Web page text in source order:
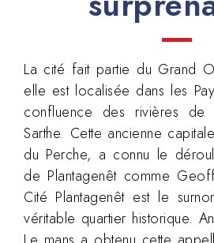
La cité fait partie du Grand
elle est localisée dans les
confluence des rivières de
Sarthe. Cette ancienne
du Perche, a connu le
de Plantagenêt comme
Cité Plantagenêt est le
véritable quartier historique.